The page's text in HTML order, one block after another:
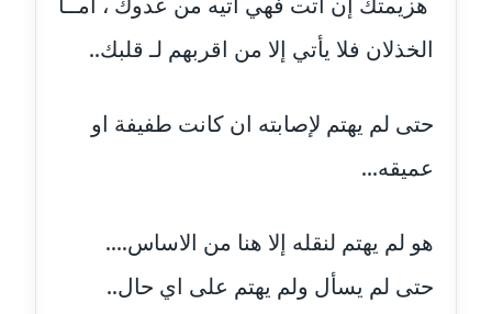
مدونة حلا عادل
عاملة
مدونة حنان الهواري
عاملة
مدونة حنان طنطاوي
عاملة
الخذلان فلا يأتي إلا من اقربهم لـ قلبك..
حتى لم يهتم لإصابته ان كانت طفيفة او
عميقه...
هو لم يهتم لنقله إلا هنا من الاساس....
حتى لم يسأل ولم يهتم على اي حال..